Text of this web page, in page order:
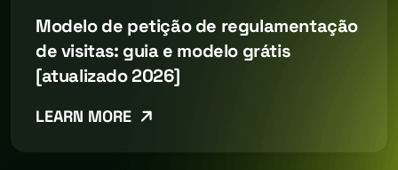
Modelo de petição de regulamentação
de visitas: guia e modelo grátis
[atualizado 2026]
LEARN MORE